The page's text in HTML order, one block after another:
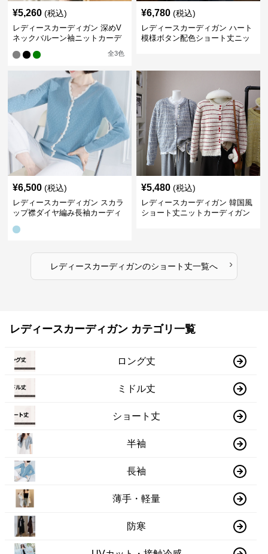
¥5,260 (税込)
レディースカーディガン 深めV
ネックバルーン袖ニットカーデ
全3色
¥6,780 (税込)
レディースカーディガン ハート
模様ボタン配色ショート丈ニッ
¥6,500 (税込)
レディースカーディガン スカラ
ップ襟ダイヤ編み長袖カーディ
¥5,480 (税込)
レディースカーディガン 韓国風
ショート丈ニットカーディガン
レディースカーディガンのショート丈一覧へ ›
レディースカーディガン カテゴリ一覧
ロング丈
ミドル丈
ショート丈
半袖
長袖
薄手・軽量
防寒